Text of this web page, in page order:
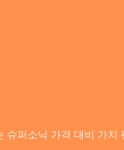
슈퍼소닉 가격 대비 가치